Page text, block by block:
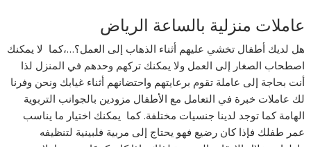
عاملات منزلية بالساعة الرياض
هل لديك أطفال تخشي عليهم أثناء الذهاب إلى العمل؟…،كما لا يمكنك
اصطحاب الصغار إلى العمل ولا يمكنك تركهم وحدهم في المنزل لذا
أنت بحاجة إلى عاملة تقوم برعايتهم واحتضانهم أثناء غيابك ونحن وفرنا
لك عاملات خبرة في التعامل مع الأطفال مزودين بالجوانب التربوية
الهامة كما توجد لدينا جنسيات مختلفة. كما يمكنك اختيار ما يناسب
عمر طفلك فإذا كان رضيع فهو يحتاج إلى مربية فلبينية لتنظيفه